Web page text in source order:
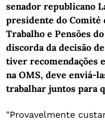
senador republicano
presidente do Comité
Trabalho e Pensões
discorda da decisão
tiver recomendações
na OMS, deve enviá-
trabalhar juntos para
"Provavelmente